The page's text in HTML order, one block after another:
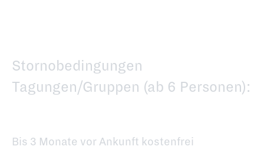
Stornobedingungen
Tagungen/Gruppen (ab 6 Personen):
Bis 3 Monate vor Ankunft kostenfrei